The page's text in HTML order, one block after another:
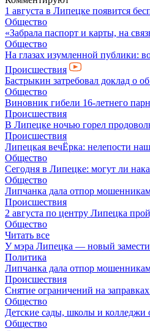
1 августа в Липецке появится
Общество
«Забрала паспорт и карты, на
Общество
На глазах изумленной публики:
Происшествия
Бастрыкин затребовал доклад о
Общество
Виновник гибели 16-летнего
Происшествия
В Липецке ночью горел
Происшествия
Липецкая вечЁрка: нелепости
Общество
Сегодня в Липецке: могут ли
Общество
Липчанка дала отпор
Происшествия
2 августа по центру Липецка
Общество
Читать все
У мэра Липецка — новый
Политика
Липчанка дала отпор
Происшествия
Снятие ограничений на
Общество
Детские сады, школы и колледжи
Общество